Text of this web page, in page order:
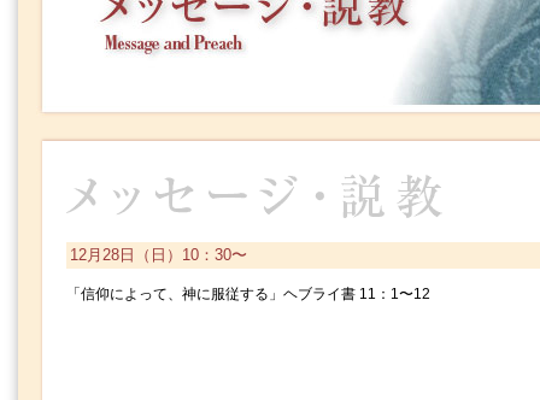
12月28日（日）10：30〜
「信仰によって、神に服従する」ヘブライ書 11：1〜12